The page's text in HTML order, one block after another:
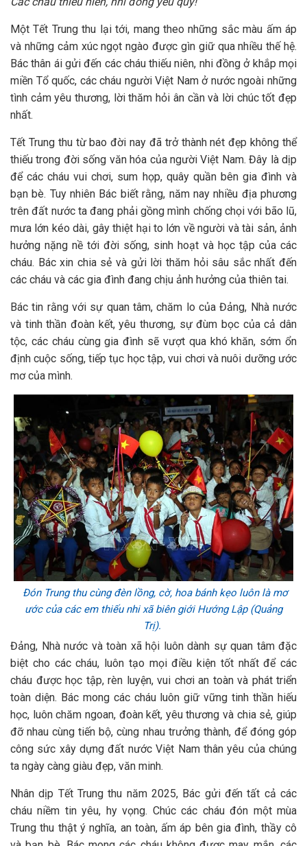
Một Tết Trung thu lại tới, mang theo những sắc màu ấm áp
và những cảm xúc ngọt ngào được gìn giữ qua nhiều thế hệ.
Bác thân ái gửi đến các cháu thiếu niên, nhi đồng ở khắp mọi
miền Tổ quốc, các cháu người Việt Nam ở nước ngoài những
tình cảm yêu thương, lời thăm hỏi ân cần và lời chúc tốt đẹp
nhất.
Tết Trung thu từ bao đời nay đã trở thành nét đẹp không thể
thiếu trong đời sống văn hóa của người Việt Nam. Đây là dịp
để các cháu vui chơi, sum họp, quây quần bên gia đình và
bạn bè. Tuy nhiên Bác biết rằng, năm nay nhiều địa phương
trên đất nước ta đang phải gồng mình chống chọi với bão lũ,
mưa lớn kéo dài, gây thiệt hại to lớn về người và tài sản, ảnh
hưởng nặng nề tới đời sống, sinh hoạt và học tập của các
cháu. Bác xin chia sẻ và gửi lời thăm hỏi sâu sắc nhất đến
các cháu và các gia đình đang chịu ảnh hưởng của thiên tai.
Bác tin rằng với sự quan tâm, chăm lo của Đảng, Nhà nước
và tinh thần đoàn kết, yêu thương, sự đùm bọc của cả dân
tộc, các cháu cùng gia đình sẽ vượt qua khó khăn, sớm ổn
định cuộc sống, tiếp tục học tập, vui chơi và nuôi dưỡng ước
mơ của mình.
Đón Trung thu cùng đèn lồng, cờ, hoa bánh kẹo luôn là mơ
ước của các em thiếu nhi xã biên giới Hướng Lập (Quảng
Trị).
Đảng, Nhà nước và toàn xã hội luôn dành sự quan tâm đặc
biệt cho các cháu, luôn tạo mọi điều kiện tốt nhất để các
cháu được học tập, rèn luyện, vui chơi an toàn và phát triển
toàn diện. Bác mong các cháu luôn giữ vững tinh thần hiếu
học, luôn chăm ngoan, đoàn kết, yêu thương và chia sẻ, giúp
đỡ nhau cùng tiến bộ, cùng nhau trưởng thành, để đóng góp
công sức xây dựng đất nước Việt Nam thân yêu của chúng
ta ngày càng giàu đẹp, văn minh.
Nhân dịp Tết Trung thu năm 2025, Bác gửi đến tất cả các
cháu niềm tin yêu, hy vọng. Chúc các cháu đón một mùa
Trung thu thật ý nghĩa, an toàn, ấm áp bên gia đình, thầy cô